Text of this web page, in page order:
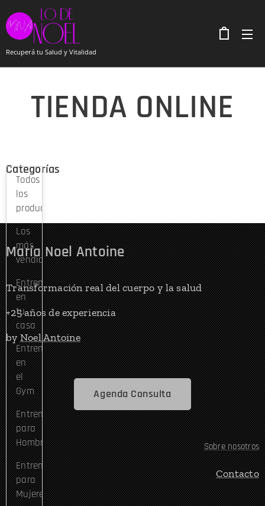
Recuperá tu Salud y Vitalidad
TIENDA ONLINE
Categorías
Todos
los
productos
Los
más
vendidos
Entrená
en
tu
casa
Entrená
en
el
Gym
Entrenamiento
para
Hombres
Entrenamiento
para
Mujeres
María Noel Antoine
Transformación real del cuerpo y la salud
+25 años de experiencia
byNoel Antoine
Agenda Consulta
Sobre nosotros
Contacto